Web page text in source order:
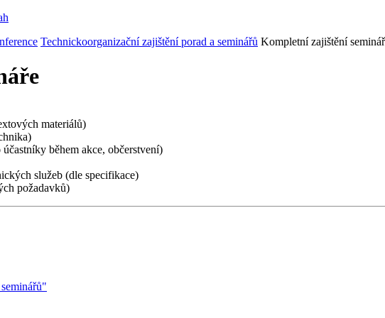
Technickoorganizační zajištění porad a seminářů Kompletní zajištění
materiálů)
během akce, občerstvení)
služeb (dle specifikace)
požadavků)